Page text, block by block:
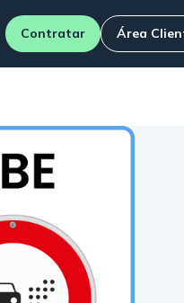
Contratar Área